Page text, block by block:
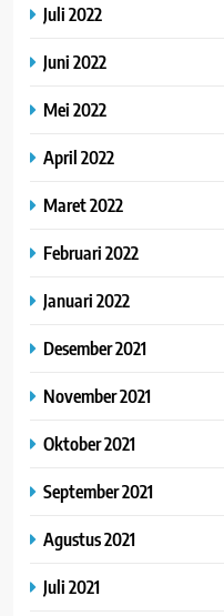
Juli 2022
Juni 2022
Mei 2022
April 2022
Maret 2022
Februari 2022
Januari 2022
Desember 2021
November 2021
Oktober 2021
September 2021
Agustus 2021
Juli 2021